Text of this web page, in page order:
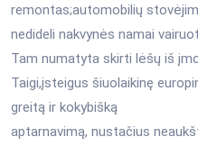
remontas;automobilių
nedideli nakvynės namai
Tam numatyta skirti lėšų iš
Taigi,įsteigus šiuolaikinę
greitą ir kokybišką
aptarnavimą, nustačius